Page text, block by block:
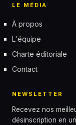
LE MÉDIA
À propos
L'équipe
Charte éditoriale
Contact
NEWSLETTER
Recevez nos
désinscription en